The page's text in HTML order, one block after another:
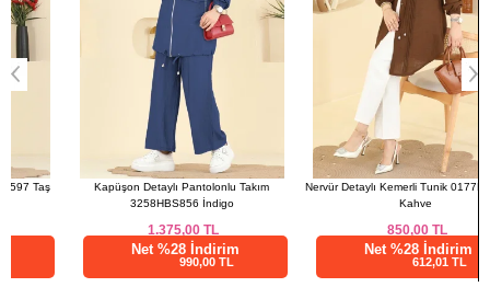
PANTOLON BEDEN
ÖLÇÜLERİ (CM)
Beden
Boy
38
97
42
97
44
97
46
97
50
97
52
97
Kapüşon Detaylı Pantolonlu Takım
3258HBS856 İndigo
TL
Net %28 İndirim
990,00 TL
Nervür Detaylı Kemerli Tunik 0177ERK1158
TL
Net %28 İndirim
612,01 TL